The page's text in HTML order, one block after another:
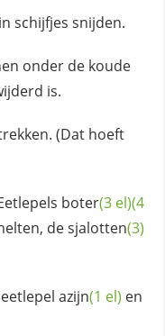
schijfjes snijden.
onder de koude
is.
(Dat hoeft
boter(3 el)(4
desjalotten(3)
azijn(1 el) en